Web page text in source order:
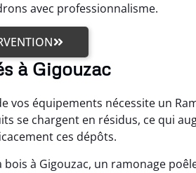
avec professionnalisme.
à Gigouzac
équipements nécessite un
se chargent en résidus, ce qui
ces dépôts.
à Gigouzac, un ramonage